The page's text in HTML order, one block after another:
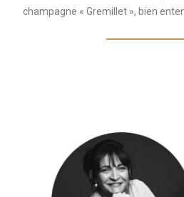
champagne « Gremillet », bien